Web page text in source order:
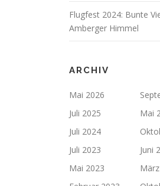
Flugfest 2024: Bunte
Amberger Himmel
ARCHIV
Mai 2026
Juli 2025
Mai
Juli 2024
Juli 2023
Juni
Mai 2023